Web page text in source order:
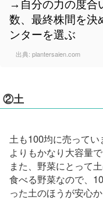
→自分の力の度合
数、最終株間を
ンターを選ぶ
出典: plantersaien.com
②土
土も100均に売って
よりもかなり大容量
また、野菜にとって
食べる野菜なので、
った土のほうが安心